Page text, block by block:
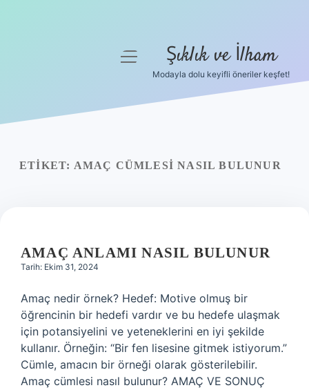
Yasal Uyarı
menüyü
Şıklık ve İlham
Modayla dolu keyifli öneriler keşfet!
ETIKET: AMAÇ CÜMLESI NASIL BULUNUR
AMAÇ ANLAMI NASIL BULUNUR
Tarih: Ekim 31, 2024
Amaç nedir örnek? Hedef: Motive olmuş bir
öğrencinin bir hedefi vardır ve bu hedefe ulaşmak
için potansiyelini ve yeteneklerini en iyi şekilde
kullanır. Örneğin: “Bir fen lisesine gitmek istiyorum.”
Cümle, amacın bir örneği olarak gösterilebilir.
Amaç cümlesi nasıl bulunur? AMAÇ VE SONUÇ